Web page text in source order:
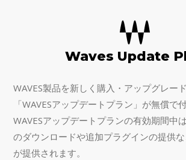
Waves Update
WAVES製品を新しく購入・アップグレー
「WAVESアップデートプラン」が無償で
WAVESアップデートプランの有効期間中
のダウンロードや追加プラグインの提供
が提供されます。